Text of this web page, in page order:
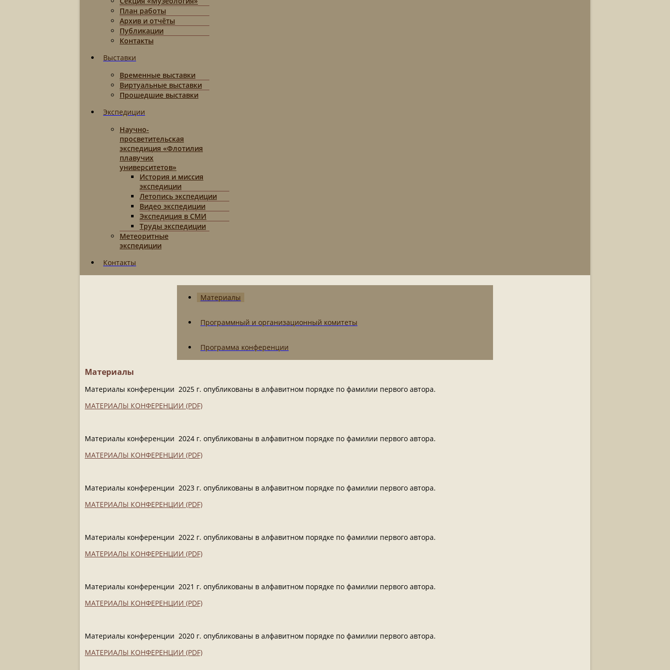
План работы
Архив и отчёты
Публикации
Контакты
Выставки
Временные выставки
Виртуальные выставки
Прошедшие выставки
Экспедиции
Научно-
просветительская
экспедиция «Флотилия
плавучих
университетов»
История и миссия
экспедиции
Летопись экспедиции
Видео экспедиции
Экспедиция в СМИ
Труды экспедиции
Метеоритные
экспедиции
Контакты
Материалы
Программный и организационный комитеты
Программа конференции
Материалы
Материалы конференции 2025 г. опубликованы в алфавитном порядке по фамилии первого автора.
МАТЕРИАЛЫ КОНФЕРЕНЦИИ (PDF)
Материалы конференции 2024 г. опубликованы в алфавитном порядке по фамилии первого автора.
МАТЕРИАЛЫ КОНФЕРЕНЦИИ (PDF)
Материалы конференции 2023 г. опубликованы в алфавитном порядке по фамилии первого автора.
МАТЕРИАЛЫ КОНФЕРЕНЦИИ (PDF)
Материалы конференции 2022 г. опубликованы в алфавитном порядке по фамилии первого автора.
МАТЕРИАЛЫ КОНФЕРЕНЦИИ (PDF)
Материалы конференции 2021 г. опубликованы в алфавитном порядке по фамилии первого автора.
МАТЕРИАЛЫ КОНФЕРЕНЦИИ (PDF)
Материалы конференции 2020 г. опубликованы в алфавитном порядке по фамилии первого автора.
МАТЕРИАЛЫ КОНФЕРЕНЦИИ (PDF)